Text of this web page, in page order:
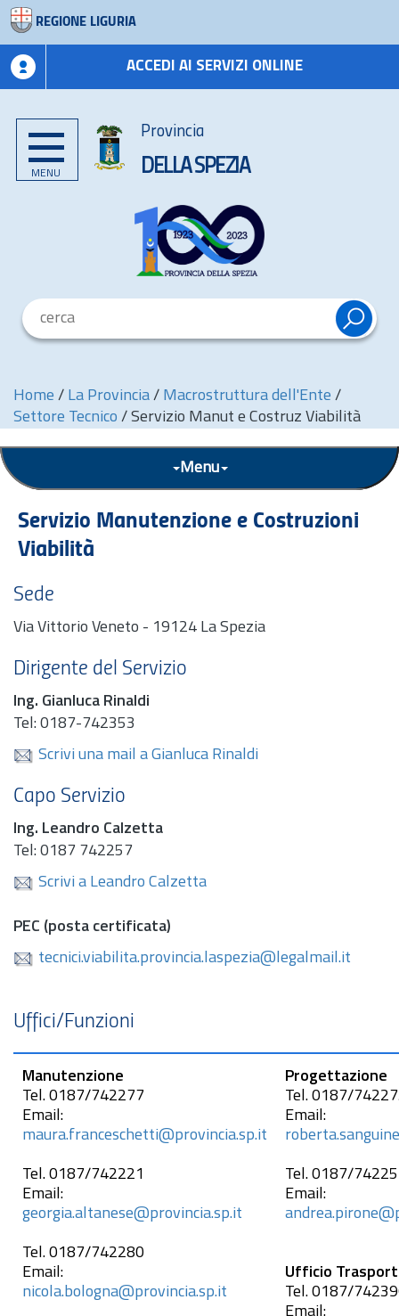
REGIONE LIGURIA
ACCEDI AI SERVIZI ONLINE
MENU
Provincia
DELLA SPEZIA
Home / La Provincia / Macrostruttura dell'Ente /
Settore Tecnico / Servizio Manut e Costruz Viabilità
Menu
Servizio Manutenzione e Costruzioni
Viabilità
Sede
Via Vittorio Veneto - 19124 La Spezia
Dirigente del Servizio
Ing. Gianluca Rinaldi
Tel: 0187-742353
Scrivi una mail a Gianluca Rinaldi
Capo Servizio
Ing. Leandro Calzetta
Tel: 0187 742257
Scrivi a Leandro Calzetta
PEC (posta certificata)
tecnici.viabilita.provincia.laspezia@legalmail.it
Uffici/Funzioni
Manutenzione
Tel. 0187/742277
Email:
maura.franceschetti@provincia.sp.it
Tel. 0187/742221
Email:
georgia.altanese@provincia.sp.it
Tel. 0187/742280
Email:
nicola.bologna@provincia.sp.it
Progettazione
Tel. 0187/
Email:
Tel. 0187/
Email:
Ufficio
Tel. 0187/
Email: